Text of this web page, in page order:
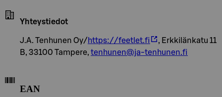
Yhteystiedot
J.A. Tenhunen Oy/ https://feetlet.fi
, Erkkilänkatu 11
B, 33100 Tampere, tenhunen@ja-tenhunen.fi
EAN